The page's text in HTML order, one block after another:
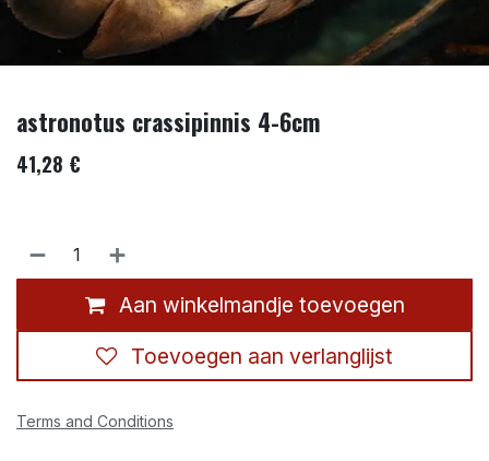
astronotus crassipinnis 4-6cm
41,28 €
Aan winkelmandje toevoegen
Toevoegen aan verlanglijst
Terms and Conditions